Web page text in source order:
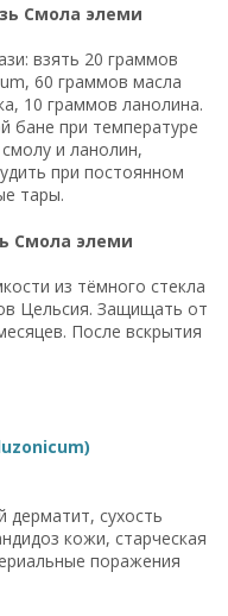
Смола элеми
взять 20 граммов
60 граммов масла
10 граммов ланолина.
бане при температуре
и ланолин,
при постоянном
тары.
Смола элеми
из тёмного стекла
Цельсия. Защищать от
После вскрытия
дерматит, сухость
кожи, старческая
поражения